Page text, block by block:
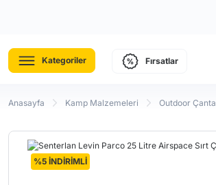
Kategoriler Fırsatlar
Anasayfa Kamp Malzemeleri Outdoor Çanta
%5 İNDİRİMLİ